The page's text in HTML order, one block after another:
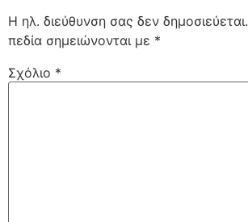
Η ηλ. διεύθυνση σας δεν δημοσιεύεται.
πεδία σημειώνονται με *
Σχόλιο *